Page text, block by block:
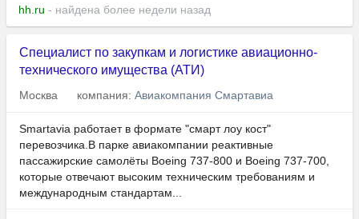
hh.ru - найдена более недели назад
Специалист по закупкам и логистике авиационно-
технического имущества (АТИ)
Москва компания: Авиакомпания Смартавиа
Smartavia работает в формате "смарт лоу кост"
перевозчика.В парке авиакомпании реактивные
пассажирские самолёты Boeing 737-800 и Boeing 737-700,
которые отвечают высоким техническим требованиям и
международным стандартам...